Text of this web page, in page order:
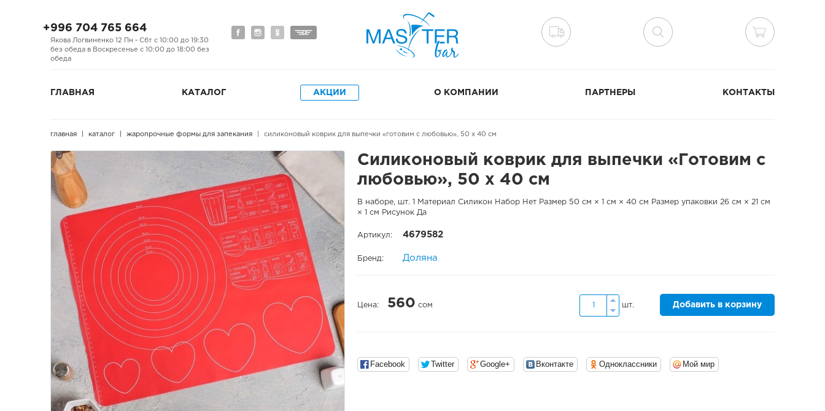
+996 704 765 664
Якова Логвиненко 12 Пн - Сбт с 10:00 до 19:30
без обеда в Воскресенье с 10:00 до 18:00 без
обеда
ГЛАВНАЯ КАТАЛОГ АКЦИИ О КОМПАНИИ ПАРТНЕРЫ КОНТАКТЫ
главная каталог жаропрочные формы для запекания силиконовый коврик для выпечки «готовим с любовью», 50 х 40 см
Силиконовый коврик для выпечки «Готовим с
любовью», 50 х 40 см
В наборе, шт. 1 Материал Силикон Набор Нет Размер 50 см × 1 см × 40 см Размер упаковки 26 см × 21 см
× 1 см Рисунок Да
Артикул: 4679582
Бренд: Доляна
Цена: 560 сом шт. Добавить в корзину
Facebook Twitter Google+ Вконтакте Одноклассники Мой мир